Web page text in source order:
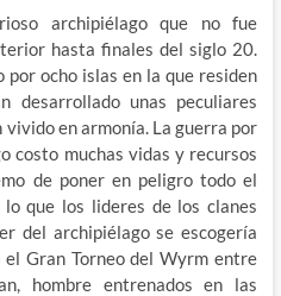
archipiélago que no fue
hasta finales del siglo 20.
ocho islas en la que residen
desarrollado unas peculiares
en armonía. La guerra por
costo muchas vidas y recursos
de poner en peligro todo el
que los lideres de los clanes
del archipiélago se escogería
Gran Torneo del Wyrm entre
hombre entrenados en las